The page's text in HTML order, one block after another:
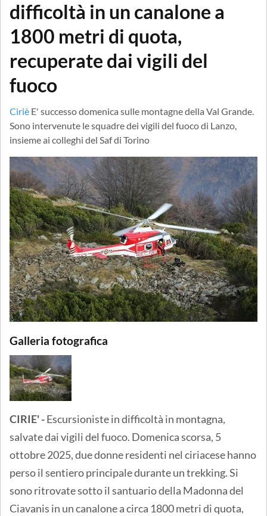
difficoltà in un canalone a
1800 metri di quota,
recuperate dai vigili del
fuoco
Ciriè E' successo domenica sulle montagne della Val Grande.
Sono intervenute le squadre dei vigili del fuoco di Lanzo,
insieme ai colleghi del Saf di Torino
Galleria fotografica
CIRIE' -Escursioniste in difficoltà in montagna,
salvate dai vigili del fuoco. Domenica scorsa, 5
ottobre 2025, due donne residenti nel ciriacese hanno
perso il sentiero principale durante un trekking. Si
sono ritrovate sotto il santuario della Madonna del
Ciavanis in un canalone a circa 1800 metri di quota,